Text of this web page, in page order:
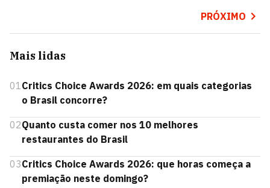
PRÓXIMO
Mais lidas
01Critics Choice Awards 2026: em quais categorias
o Brasil concorre?
02Quanto custa comer nos 10 melhores
restaurantes do Brasil
03Critics Choice Awards 2026: que horas começa a
premiação neste domingo?